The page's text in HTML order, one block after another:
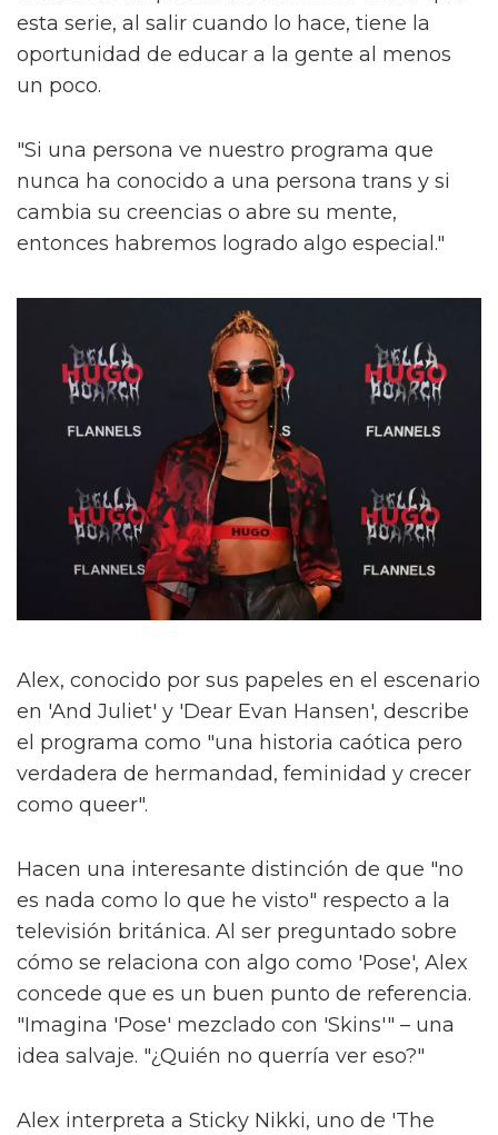
esta serie, al salir cuando lo hace, tiene la
oportunidad de educar a la gente al menos
un poco.
"Si una persona ve nuestro programa que
nunca ha conocido a una persona trans y si
cambia su creencias o abre su mente,
entonces habremos logrado algo especial."
Alex, conocido por sus papeles en el escenario
en 'And Juliet' y 'Dear Evan Hansen', describe
el programa como "una historia caótica pero
verdadera de hermandad, feminidad y crecer
como queer".
Hacen una interesante distinción de que "no
es nada como lo que he visto" respecto a la
televisión británica. Al ser preguntado sobre
cómo se relaciona con algo como 'Pose', Alex
concede que es un buen punto de referencia.
"Imagina 'Pose' mezclado con 'Skins'" – una
idea salvaje. "¿Quién no querría ver eso?"
Alex interpreta a Sticky Nikki, uno de 'The